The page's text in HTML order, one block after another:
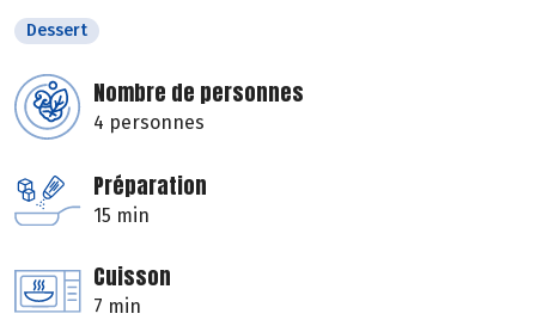
Dessert
Nombre de personnes
4 personnes
Préparation
15 min
Cuisson
7 min